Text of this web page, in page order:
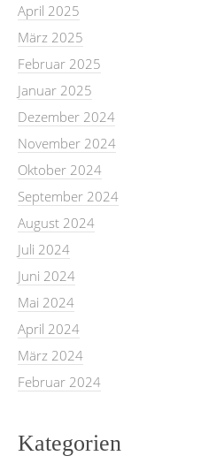
April 2025
März 2025
Februar 2025
Januar 2025
Dezember 2024
November 2024
Oktober 2024
September 2024
August 2024
Juli 2024
Juni 2024
Mai 2024
April 2024
März 2024
Februar 2024
Kategorien